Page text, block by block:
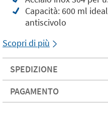
Capacità: 600 ml
antiscivolo
Scopri di più
SPEDIZIONE
PAGAMENTO